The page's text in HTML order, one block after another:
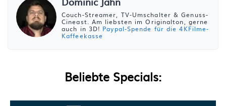
Couch-Streamer, TV-Umschalter & Genuss-
Cineast. Am liebsten im Originalton, gerne
auch in 3D! Paypal-Spende für die 4KFilme-
Kaffeekasse
Beliebte Specials: